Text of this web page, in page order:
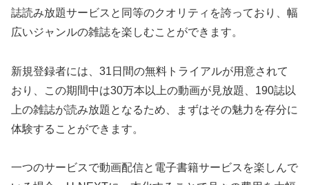
誌読み放題サービスと同等のクオリティを誇っており、幅
広いジャンルの雑誌を楽しむことができます。
新規登録者には、31日間の無料トライアルが用意されて
おり、この期間中は30万本以上の動画が見放題、190誌以
上の雑誌が読み放題となるため、まずはその魅力を存分に
体験することができます。
一つのサービスで動画配信と電子書籍サービスを楽しんで